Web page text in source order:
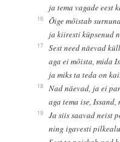
ja tema vagade eest
16
Õige mõistab
ja kiiresti küpsenud
17
Sest need näevad
aga ei mõista, mida
ja miks ta teda on
18
Nad näevad, ja ei
aga tema ise,
19
Ja siis saavad neist
ning igavesti